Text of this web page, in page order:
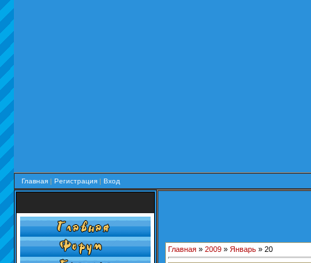
Главная | Регистрация | Вход
Главная » 2009 » Январь » 20